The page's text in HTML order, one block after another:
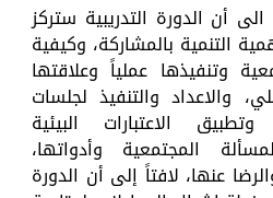
أن الدورة التدريبية ستركز
التنمية بالمشاركة، وكيفية
وتنفيذها عملياً وعلاقتها
والاعداد والتنفيذ لجلسات
الاعتبارات البيئية
المجتمعية وأدواتها،
عنها، لافتاً إلى أن الدورة